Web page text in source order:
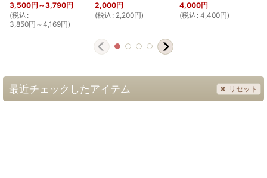
3,500円 ～3,790円
(税込 :
3,850円 ～4,169円)
2,000円
(税込 : 2,200円)
4,000円
(税込 : 4,400円)
最近チェックしたアイテム リセット